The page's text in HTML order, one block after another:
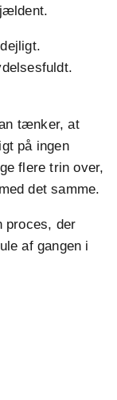
tænker, at
på ingen
flere trin over,
det samme.
proces, der
af gangen i